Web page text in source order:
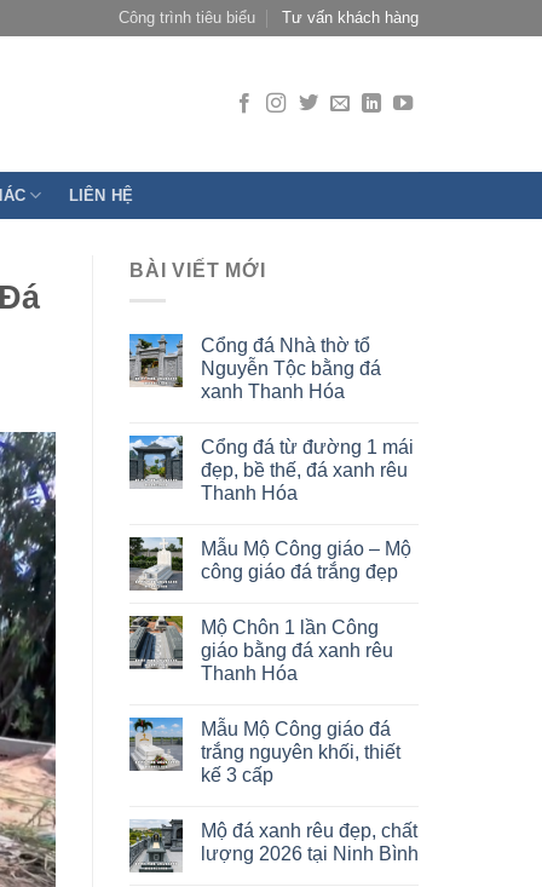
Công trình tiêu biểu Tư vấn khách hàng
LIÊN HỆ
BÀI VIẾT MỚI
Cổng đá Nhà thờ tổ
Nguyễn Tộc bằng đá
xanh Thanh Hóa
Cổng đá từ đường 1 mái
đẹp, bề thế, đá xanh rêu
Thanh Hóa
Mẫu Mộ Công giáo – Mộ
công giáo đá trắng đẹp
Mộ Chôn 1 lần Công
giáo bằng đá xanh rêu
Thanh Hóa
Mẫu Mộ Công giáo đá
trắng nguyên khối, thiết
kế 3 cấp
Mộ đá xanh rêu đẹp, chất
lượng 2026 tại Ninh Bình